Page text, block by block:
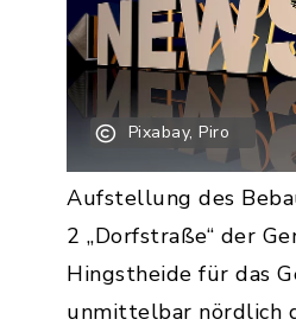
Pixabay, Piro
Aufstellung des
2 „Dorfstraße“ der
Hingstheide für das
unmittelbar nördlich